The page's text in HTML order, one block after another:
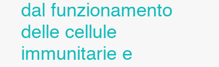
dal funzionamento
delle cellule
immunitarie e